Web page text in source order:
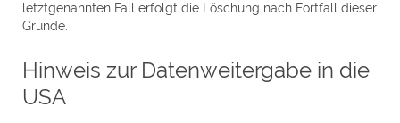
letztgenannten Fall erfolgt die Löschung nach Fortfall dieser
Gründe.
Hinweis zur Datenweitergabe in die
USA